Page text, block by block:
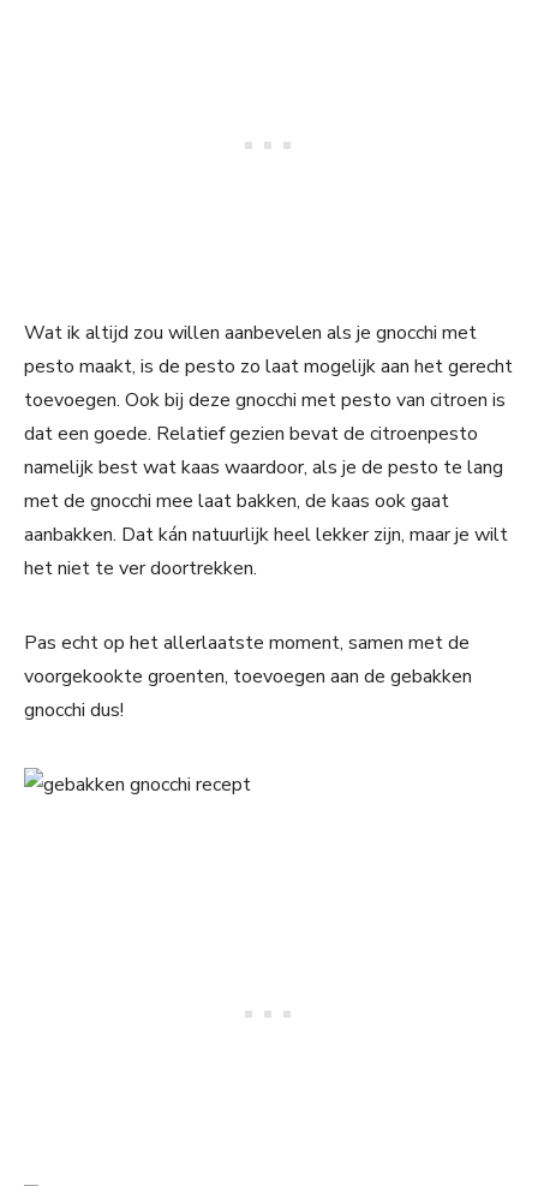
Wat ik altijd zou willen aanbevelen als je gnocchi met
pesto maakt, is de pesto zo laat mogelijk aan het gerecht
toevoegen. Ook bij deze gnocchi met pesto van citroen is
dat een goede. Relatief gezien bevat de citroenpesto
namelijk best wat kaas waardoor, als je de pesto te lang
met de gnocchi mee laat bakken, de kaas ook gaat
aanbakken. Dat kán natuurlijk heel lekker zijn, maar je wilt
het niet te ver doortrekken.
Pas echt op het allerlaatste moment, samen met de
voorgekookte groenten, toevoegen aan de gebakken
gnocchi dus!